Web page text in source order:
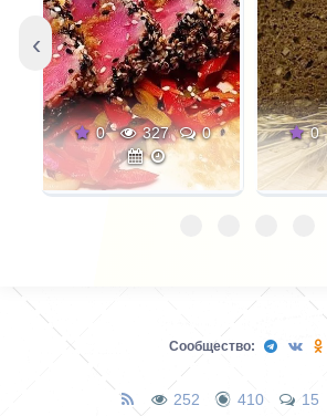
0 327 0 0
‹
Сообщество:
252 410 15